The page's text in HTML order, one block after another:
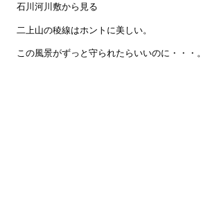
石川河川敷から見る
二上山の稜線はホントに美しい。
この風景がずっと守られたらいいのに・・・。